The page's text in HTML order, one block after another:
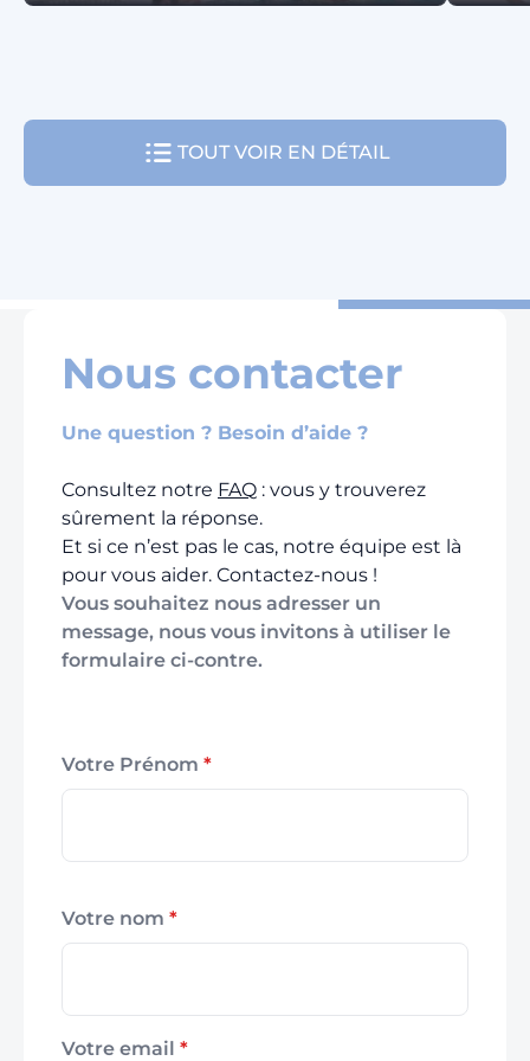
TOUT VOIR EN DÉTAIL
Nous contacter
Une question ? Besoin d’aide ?
Consultez notre FAQ : vous y trouverez
sûrement la réponse.
Et si ce n’est pas le cas, notre équipe est là
pour vous aider. Contactez-nous !
Vous souhaitez nous adresser un
message, nous vous invitons à utiliser le
formulaire ci-contre.
Votre Prénom *
Votre nom *
Votre email *